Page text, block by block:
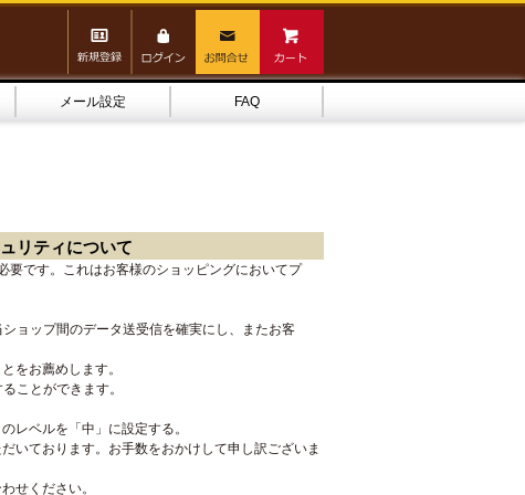
メール設定 FAQ
リティについて
要です。これはお客様のショッピングにおいてプ
ョップ間のデータ送受信を確実にし、またお客
をお薦めします。
ことができます。
レベルを「中」に設定する。
いております。お手数をおかけして申し訳ございま
せください。